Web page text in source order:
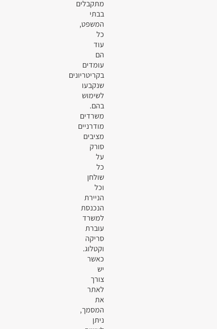
מתקבלים
בבתי
המשפט,
כל
עוד
הם
עומדים
בקריטריונים
שנקבעו
לשימוש
בהם.
משרדים
מודרניים
מציבים
סורק
על
כל
שולחן
וכל
הניירת
הנכנסת
למשרד
עוברת
סריקה
וקטלוג.
כאשר
יש
צורך
לאתר
את
המסמך,
ניתן